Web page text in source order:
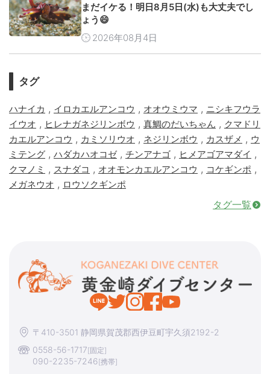
まだイケる！明日8月5日(水)も大丈夫でし
ょう😄
2026年08月4日
タグ
ハナイカ , イロカエルアンコウ , オオウミウマ , ニシキフウラ
イウオ , ヒレナガネジリンボウ , 真鯛のだいちゃん , クマドリ
カエルアンコウ , カミソリウオ , ネジリンボウ , カスザメ , ウ
ミテング , ハダカハオコゼ, チンアナゴ , ヒメアゴアマダイ ,
クマノミ , スナダコ , オオモンカエルアンコウ , コケギンポ ,
メガネウオ , ロウソクギンポ
タグ一覧
〒410-3501 静岡県賀茂郡西伊豆町宇久須2192-2
0558-56-1717[固定]
090-2235-7246[携帯]